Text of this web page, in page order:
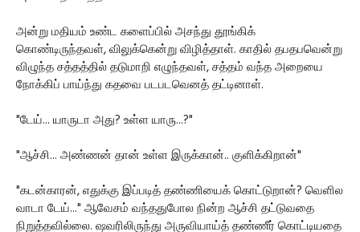
அன்று மதியம் உண்ட களைப்பில் அசந்து தூங்கிக்
கொண்டிருந்தவள், விலுக்கென்று விழித்தாள். காதில் தபதபவென்று
விழுந்த சத்தத்தில் தடுமாறி எழுந்தவள், சத்தம் வந்த அறையை
நோக்கிப் பாய்ந்து கதவை படபடவெனத் தட்டினாள்.
"டேய்... யாருடா அது? உள்ள யாரு...?"
"ஆச்சி... அண்ணன் தான் உள்ள இருக்கான்.. குளிக்கிறான்"
"கடன்காரன், எதுக்கு இப்படித் தண்ணியைக் கொட்டுறான்? வெளில
வாடா டேய்..." ஆவேசம் வந்ததுபோல நின்ற ஆச்சி தட்டுவதை
நிறுத்தவில்லை. ஷவரிலிருந்து அருவியாய்த் தண்ணீர் கொட்டியதை